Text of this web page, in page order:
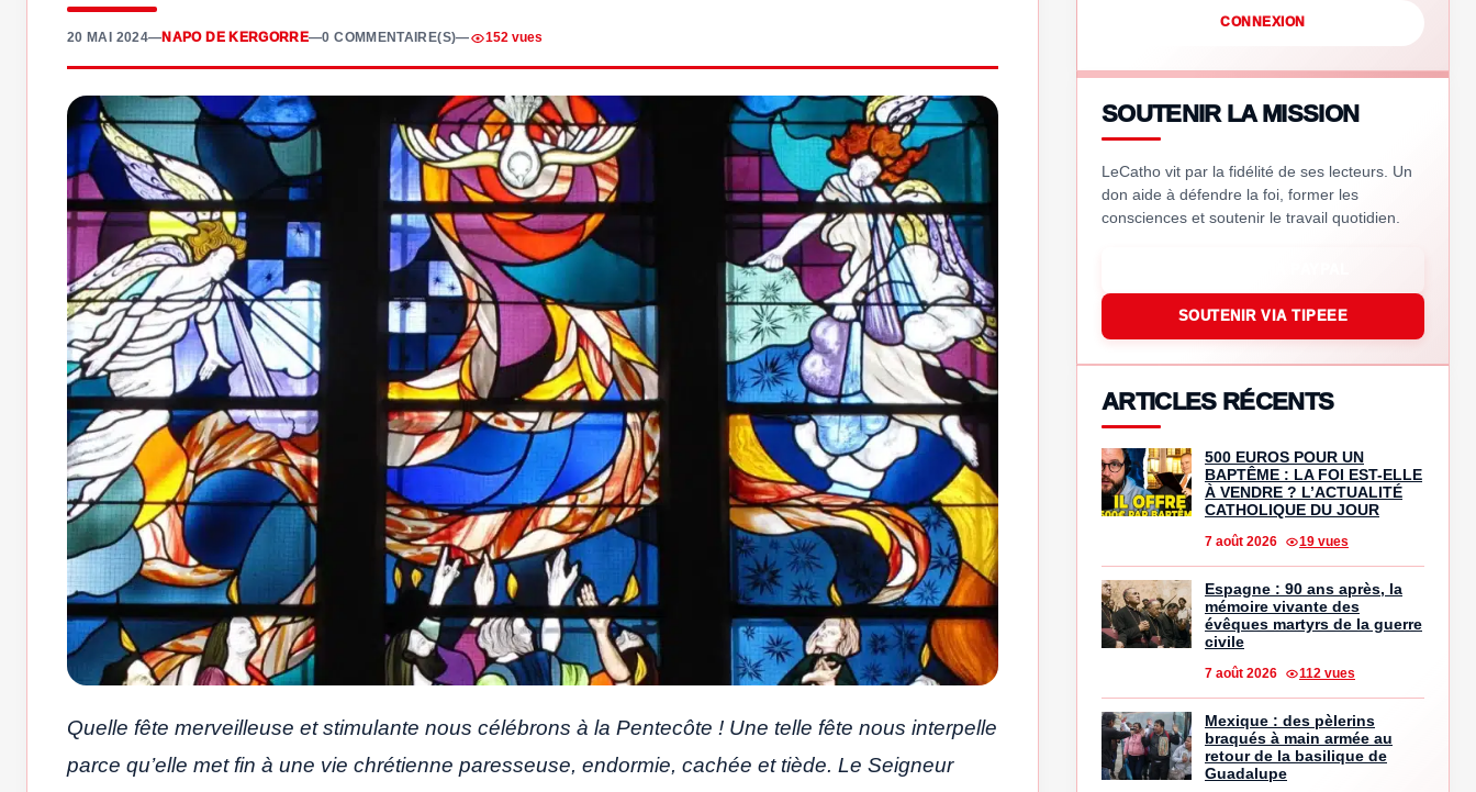
20 MAI 2024—NAPO DE KERGORRE—0 COMMENTAIRE(S)— 152 vues
Quelle fête merveilleuse et stimulante nous célébrons à la Pentecôte ! Une telle fête nous interpelle
parce qu’elle met fin à une vie chrétienne paresseuse, endormie, cachée et tiède. Le Seigneur
CONNEXION
SOUTENIR LA MISSION
LeCatho vit par la fidélité de ses lecteurs. Un
don aide à défendre la foi, former les
consciences et soutenir le travail quotidien.
SOUTENIR VIA TIPEEE
ARTICLES RÉCENTS
500 EUROS POUR UN
BAPTÊME : LA FOI EST-ELLE
À VENDRE ? L’ACTUALITÉ
CATHOLIQUE DU JOUR
7 août 2026 19 vues
Espagne : 90 ans après, la
mémoire vivante des
évêques martyrs de la guerre
civile
7 août 2026 112 vues
Mexique : des pèlerins
braqués à main armée au
retour de la basilique de
Guadalupe